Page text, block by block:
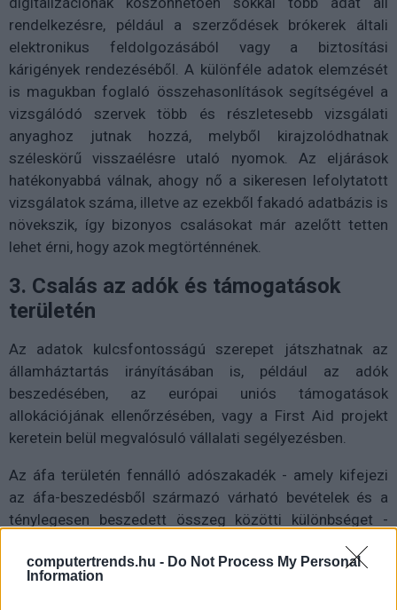
computertrends.hu - Do Not Process My Personal
Information
rendelkezésre, például a szerződések brókerek általi
elektronikus feldolgozásából vagy a biztosítási
kárigények rendezéséből. A különféle adatok elemzését
is magukban foglaló összehasonlítások segítségével a
vizsgálódó szervek több és részletesebb vizsgálati
anyaghoz jutnak hozzá, melyből kirajzolódhatnak
széleskörű visszaélésre utaló nyomok. Az eljárások
hatékonyabbá válnak, ahogy nő a sikeresen lefolytatott
vizsgálatok száma, illetve az ezekből fakadó adatbázis is
növekszik, így bizonyos csalásokat már azelőtt tetten
lehet érni, hogy azok megtörténnének.
3. Csalás az adók és támogatások
területén
Az adatok kulcsfontosságú szerepet játszhatnak az
államháztartás irányításában is, például az adók
beszedésében, az európai uniós támogatások
allokációjának ellenőrzésében, vagy a First Aid projekt
keretein belül megvalósuló vállalati segélyezésben.
Az áfa területén fennálló adószakadék - amely kifejezi
az áfa-beszedésből származó várható bevételek és a
ténylegesen beszedett összeg közötti különbséget -
Szlovákiában továbbra is az egyik legmagasabb az
Európai Unióban, ezért évente mintegy 1,6 milliárd
eurótól esik el az államkassza.